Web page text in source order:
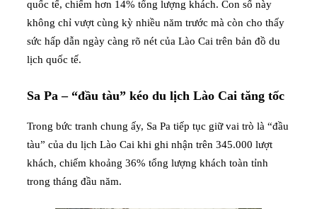
quốc tế, chiếm hơn 14% tổng lượng khách. Con số này
không chỉ vượt cùng kỳ nhiều năm trước mà còn cho thấy
sức hấp dẫn ngày càng rõ nét của Lào Cai trên bản đồ du
lịch quốc tế.
Sa Pa – “đầu tàu” kéo du lịch Lào Cai tăng tốc
Trong bức tranh chung ấy, Sa Pa tiếp tục giữ vai trò là “đầu
tàu” của du lịch Lào Cai khi ghi nhận trên 345.000 lượt
khách, chiếm khoảng 36% tổng lượng khách toàn tỉnh
trong tháng đầu năm.